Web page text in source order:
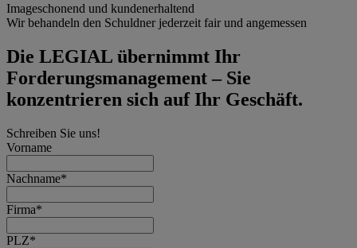
Imageschonend und kundenerhaltend
Wir behandeln den Schuldner jederzeit fair und angemessen
Die LEGIAL übernimmt Ihr
Forderungsmanagement – Sie
konzentrieren sich auf Ihr Geschäft.
Schreiben Sie uns!
Vorname
Nachname*
Firma*
PLZ*